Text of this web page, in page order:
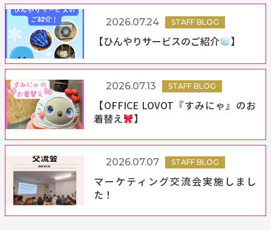
【ひんやりサービスのご紹介 】
2026.07.24 STAFF BLOG
【OFFICE LOVOT『すみにゃ』のお
着替え
】
2026.07.13 STAFF BLOG
マーケティング交流会実施しまし
た！
2026.07.07 STAFF BLOG